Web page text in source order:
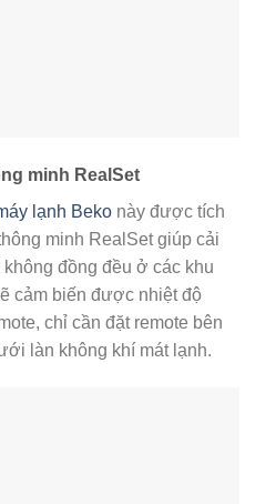
minh RealSet
lạnh Beko này được tích
minh RealSet giúp cải
đồng đều ở các khu
cảm biến được nhiệt độ
chỉ cần đặt remote bên
làn không khí mát lạnh.